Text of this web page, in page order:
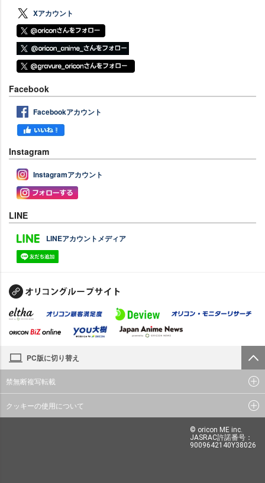
Xアカウント
Facebook
Facebookアカウント
Instagram
Instagramアカウント
LINE
LINEアカウントメディア
PC版に切り替え
禁無断複写転載
クッキーの使用について
© oricon ME inc.
JASRAC許諾番号：
9009642140Y38026